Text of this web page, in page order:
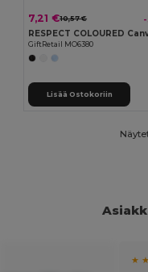
7,21 €10,57 €
GiftRetail MO6380
Lisää Ostokoriin
★